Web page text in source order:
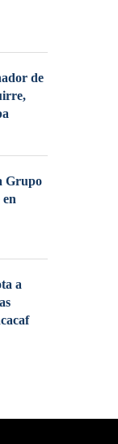
de
Grupo
a